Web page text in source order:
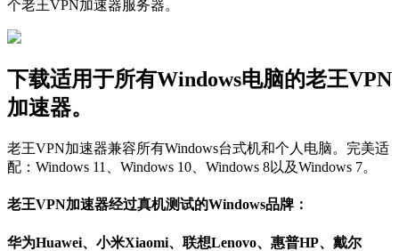
个老王VPN加速器服务器。
下载适用于所有Windows电脑的老王VPN
加速器。
老王VPN加速器兼容所有Windows台式机和个人电脑。完美适
配：Windows 11、Windows 10、Windows 8以及Windows 7。
老王VPN加速器经过真机测试的Windows品牌：
华为Huawei、小米Xiaomi、联想Lenovo、惠普HP、戴尔